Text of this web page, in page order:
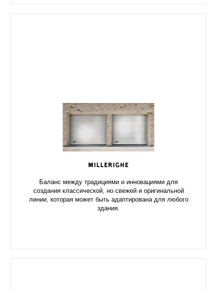
MILLERIGHE
Баланс между традициями и инновациями для
создания классической, но свежей и оригинальной
линии, которая может быть адаптирована для любого
здания.